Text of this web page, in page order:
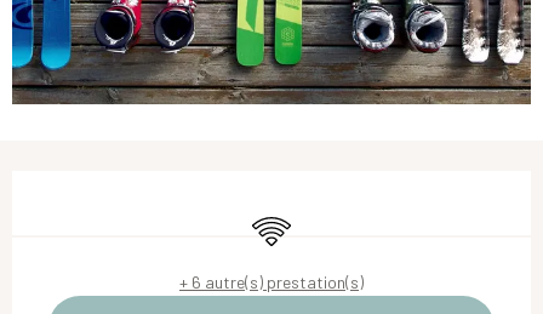
WiFi
+ 6 autre(s) prestation(s)